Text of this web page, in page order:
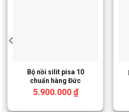
Bộ nồi silit pisa 10
chuẩn hàng Đức
5.900.000₫